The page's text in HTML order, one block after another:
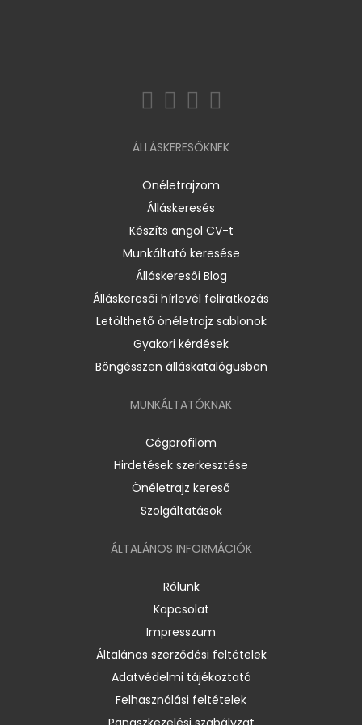
ÁLLÁSKERESŐKNEK
Önéletrajzom
Álláskeresés
Készíts angol CV-t
Munkáltató keresése
Álláskeresői Blog
Álláskeresői hírlevél feliratkozás
Letölthető önéletrajz sablonok
Gyakori kérdések
Böngésszen álláskatalógusban
MUNKÁLTATÓKNAK
Cégprofilom
Hirdetések szerkesztése
Önéletrajz kereső
Szolgáltatások
ÁLTALÁNOS INFORMÁCIÓK
Rólunk
Kapcsolat
Impresszum
Általános szerződési feltételek
Adatvédelmi tájékoztató
Felhasználási feltételek